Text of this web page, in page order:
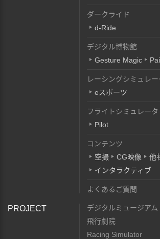
ダークライド
d-Ride
デジタル博物館
Gesture Magic
レーシングシミュレー
eスポーツ
フライトシミュレータ
Pilot
コンテンツ
空撮
CG映像
他
インタラクティブ
よくあるご質問
PROJECT
デジタルミュージアム
飛行劇院
Racing Simulator